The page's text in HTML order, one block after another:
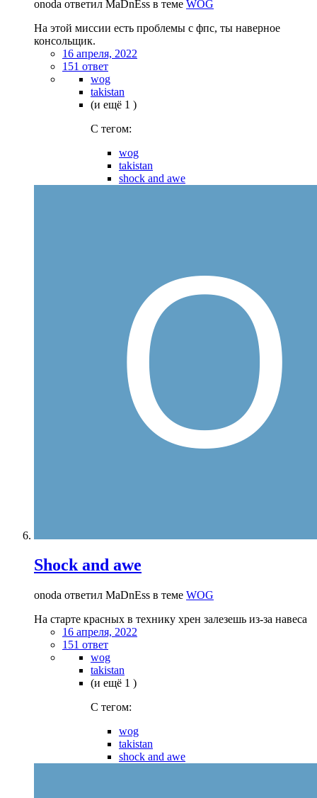
onoda ответил MaDnEss в теме WOG
На этой миссии есть проблемы с фпс, ты наверное
консольщик.
16 апреля, 2022
151 ответ
wog
takistan
(и ещё 1 )
C тегом:
wog
takistan
shock and awe
Shock and awe
onoda ответил MaDnEss в теме WOG
На старте красных в технику хрен залезешь из-за навеса
16 апреля, 2022
151 ответ
wog
takistan
(и ещё 1 )
C тегом:
wog
takistan
shock and awe